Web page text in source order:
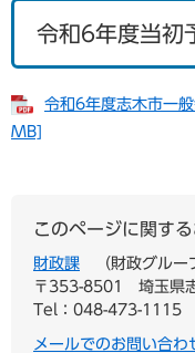
令和6年度当初
令和6年度志木市一
MB]
このページに関す
財政課
財政グルー
〒353-8501
埼玉県
Tel：048-473-1115
メールでのお問い合わ